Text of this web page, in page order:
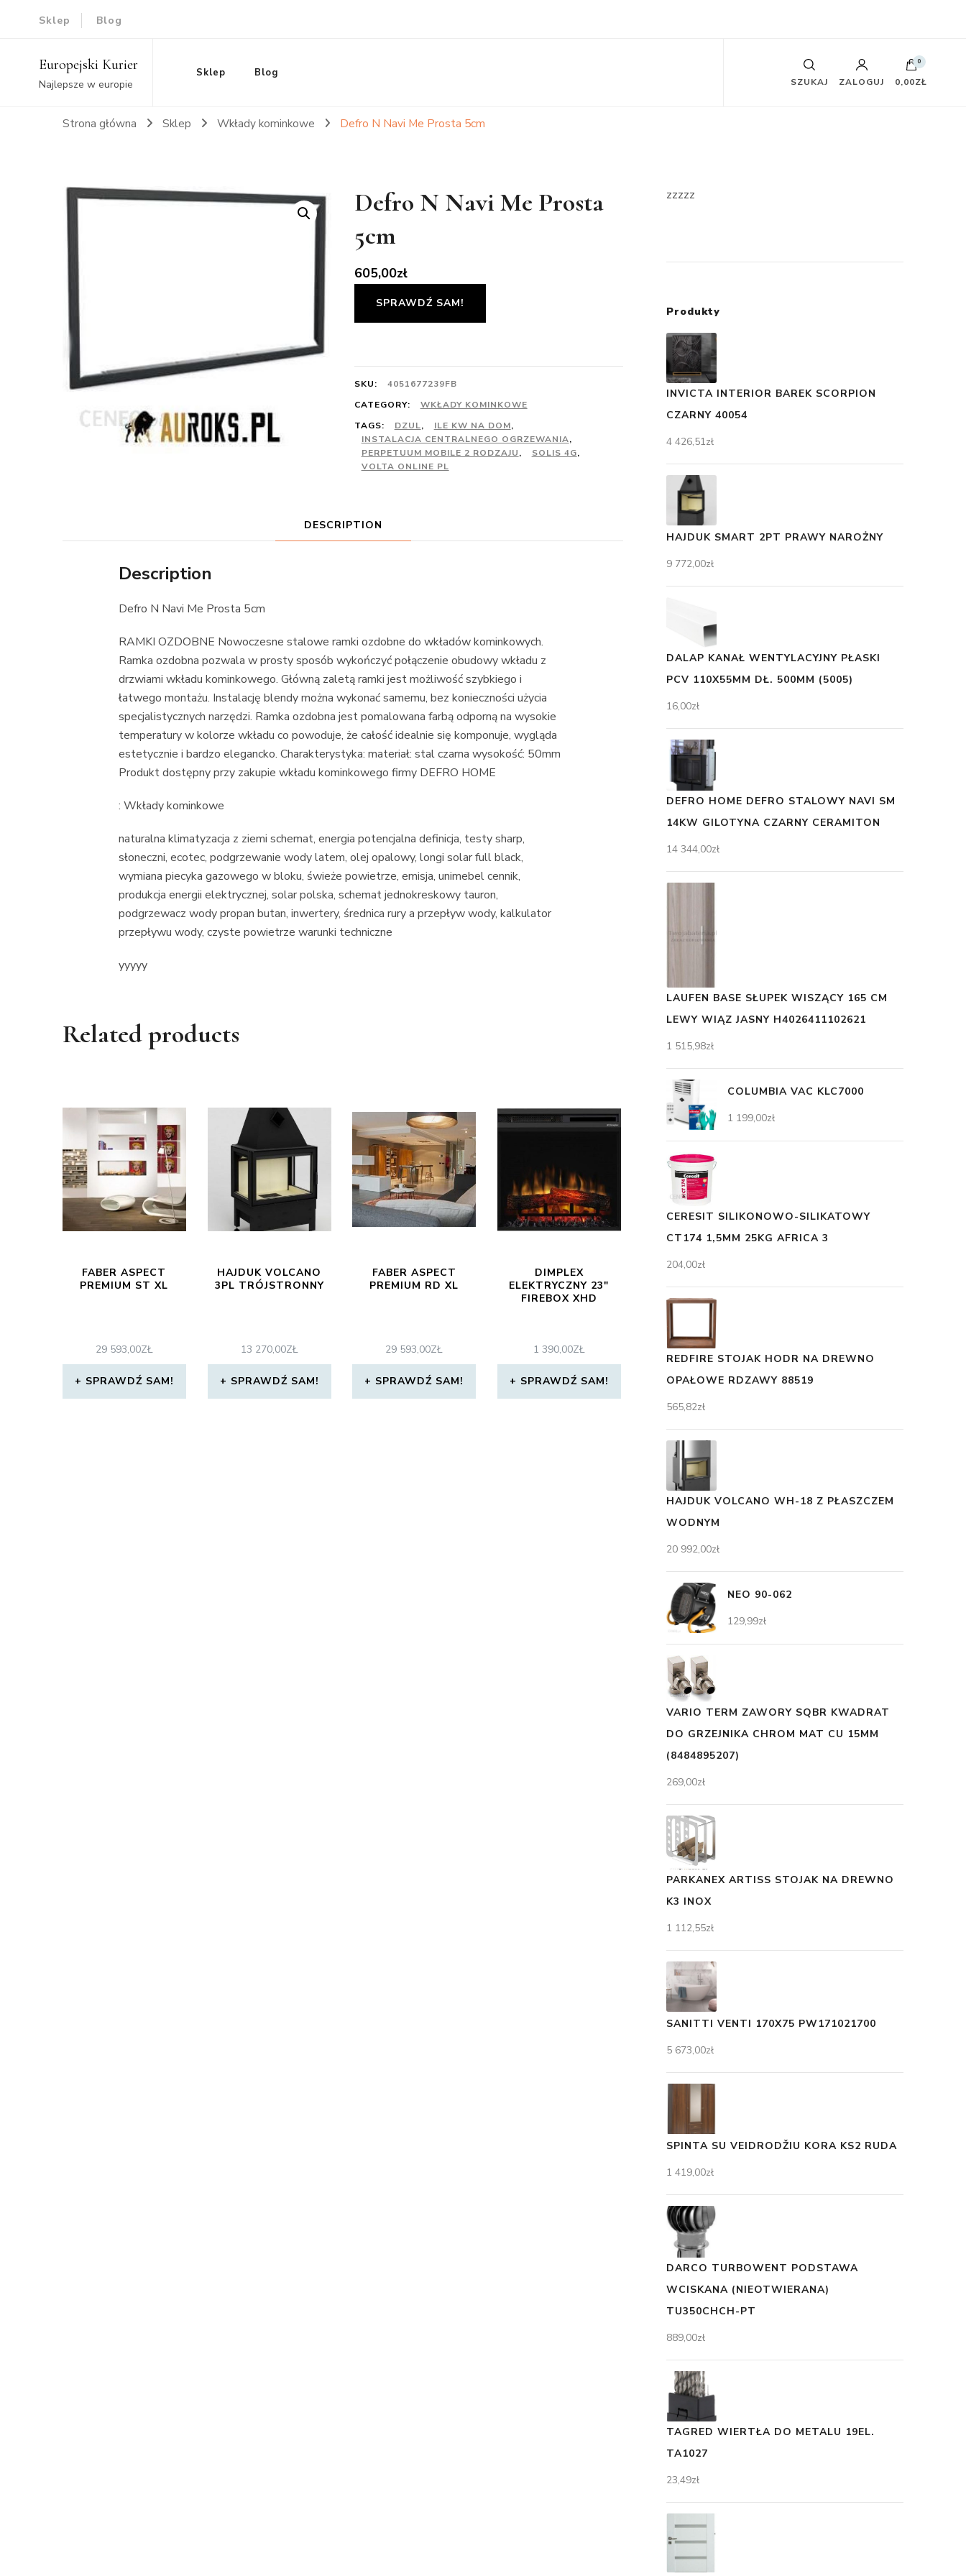
Sklep Blog
Europejski Kurier
Najlepsze w europie
Sklep Blog
SZUKAJ ZALOGUJ
0
0,00ZŁ
Strona główna Sklep Wkłady kominkowe Defro N Navi Me Prosta 5cm
Defro N Navi Me Prosta
5cm
605,00zł
SPRAWDŹ SAM!
SKU:
4051677239FB
CATEGORY:
WKŁADY KOMINKOWE
TAGS:
DZUL, ILE KW NA DOM,
INSTALACJA CENTRALNEGO OGRZEWANIA,
PERPETUUM MOBILE 2 RODZAJU, SOLIS 4G,
VOLTA ONLINE PL
DESCRIPTION
Description
Defro N Navi Me Prosta 5cm
RAMKI OZDOBNE Nowoczesne stalowe ramki ozdobne do wkładów kominkowych.
Ramka ozdobna pozwala w prosty sposób wykończyć połączenie obudowy wkładu z
drzwiami wkładu kominkowego. Główną zaletą ramki jest możliwość szybkiego i
łatwego montażu. Instalację blendy można wykonać samemu, bez konieczności użycia
specjalistycznych narzędzi. Ramka ozdobna jest pomalowana farbą odporną na wysokie
temperatury w kolorze wkładu co powoduje, że całość idealnie się komponuje, wygląda
estetycznie i bardzo elegancko. Charakterystyka: materiał: stal czarna wysokość: 50mm
Produkt dostępny przy zakupie wkładu kominkowego firmy DEFRO HOME
: Wkłady kominkowe
naturalna klimatyzacja z ziemi schemat, energia potencjalna definicja, testy sharp,
słoneczni, ecotec, podgrzewanie wody latem, olej opalowy, longi solar full black,
wymiana piecyka gazowego w bloku, świeże powietrze, emisja, unimebel cennik,
produkcja energii elektrycznej, solar polska, schemat jednokreskowy tauron,
podgrzewacz wody propan butan, inwertery, średnica rury a przepływ wody, kalkulator
przepływu wody, czyste powietrze warunki techniczne
yyyyy
Related products
FABER ASPECT
PREMIUM ST XL
29 593,00ZŁ
SPRAWDŹ SAM!
HAJDUK VOLCANO
3PL TRÓJSTRONNY
13 270,00ZŁ
SPRAWDŹ SAM!
FABER ASPECT
PREMIUM RD XL
29 593,00ZŁ
SPRAWDŹ SAM!
DIMPLEX
ELEKTRYCZNY 23″
FIREBOX XHD
1 390,00ZŁ
SPRAWDŹ SAM!
zzzzz
Produkty
INVICTA INTERIOR BAREK SCORPION
CZARNY 40054
4 426,51zł
HAJDUK SMART 2PT PRAWY NAROŻNY
9 772,00zł
DALAP KANAŁ WENTYLACYJNY PŁASKI
PCV 110X55MM DŁ. 500MM (5005)
16,00zł
DEFRO HOME DEFRO STALOWY NAVI SM
14KW GILOTYNA CZARNY CERAMITON
14 344,00zł
LAUFEN BASE SŁUPEK WISZĄCY 165 CM
LEWY WIĄZ JASNY H4026411102621
1 515,98zł
COLUMBIA VAC KLC7000
1 199,00zł
CERESIT SILIKONOWO-SILIKATOWY
CT174 1,5MM 25KG AFRICA 3
204,00zł
REDFIRE STOJAK HODR NA DREWNO
OPAŁOWE RDZAWY 88519
565,82zł
HAJDUK VOLCANO WH-18 Z PŁASZCZEM
WODNYM
20 992,00zł
NEO 90-062
129,99zł
VARIO TERM ZAWORY SQBR KWADRAT
DO GRZEJNIKA CHROM MAT CU 15MM
(8484895207)
269,00zł
PARKANEX ARTISS STOJAK NA DREWNO
K3 INOX
1 112,55zł
SANITTI VENTI 170X75 PW171021700
5 673,00zł
SPINTA SU VEIDRODŽIU KORA KS2 RUDA
1 419,00zł
DARCO TURBOWENT PODSTAWA
WCISKANA (NIEOTWIERANA)
TU350CHCH-PT
889,00zł
TAGRED WIERTŁA DO METALU 19EL.
TA1027
23,49zł